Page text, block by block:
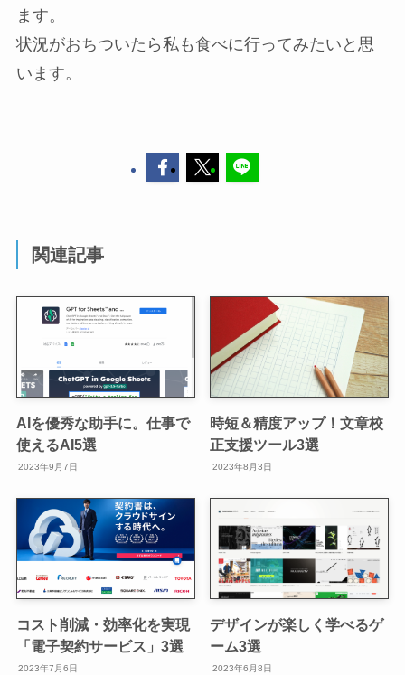
ます。
状況がおちついたら私も食べに行ってみたいと思
います。
関連記事
AIを優秀な助手に。仕事で
使えるAI5選
2023年9月7日
時短＆精度アップ！文章校
正支援ツール3選
2023年8月3日
コスト削減・効率化を実現
「電子契約サービス」3選
2023年7月6日
デザインが楽しく学べるゲ
ーム3選
2023年6月8日